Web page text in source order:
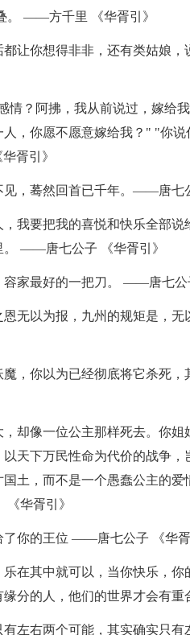
。 ——方千里 《华胥引》
都让你想得非非，还有类姑娘
情？阿拂，我从前说过，嫁给
，你愿不愿意嫁给我？" "你
胥引》
见，蓦然回首已千年。——唐七
我要把我的喜悦和快乐全部
。 ——唐七公子 《华胥引》
容家最好的一把刀。 ——唐七公
恩无以为报，九州的规矩是，
魔，你以为已经彻底将它杀死
却像一位公主那样死去。你姐
天下万民性命为代价的战争
土，而不是一个愚蠢公主的爱
华胥引》
了你的王位 ——唐七公子 《华胥
在其中就可以，当你快乐，
分的人，他们的世界才会有
有左右两个可能，其实确实只